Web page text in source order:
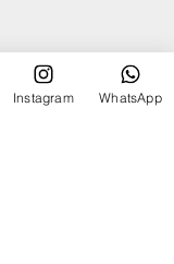
récentes
Instagram WhatsApp